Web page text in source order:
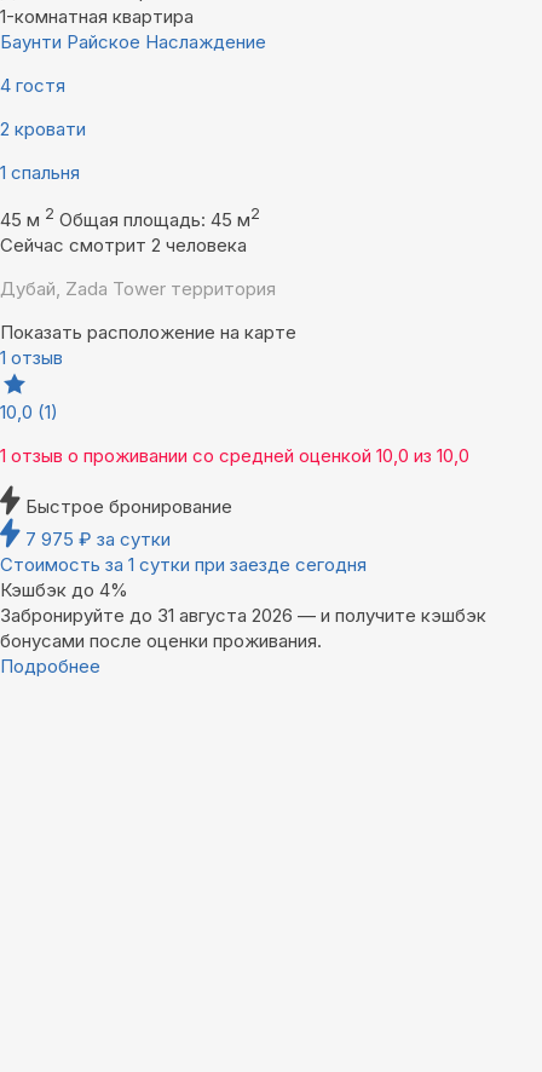
1-комнатная квартира
Баунти Райское Наслаждение
4 гостя
2 кровати
1 спальня
45 м 2 Общая площадь: 45 м2
Сейчас смотрит 2 человека
Дубай, Zada Tower территория
Показать расположение на карте
1 отзыв
10,0 (1)
1 отзыв о проживании со средней оценкой 10,0 из 10,0
Быстрое бронирование
7 975 ₽ за сутки
Стоимость за 1 сутки при заезде сегодня
Кэшбэк до 4%
Забронируйте до 31 августа 2026 — и получите кэшбэк
бонусами после оценки проживания.
Подробнее